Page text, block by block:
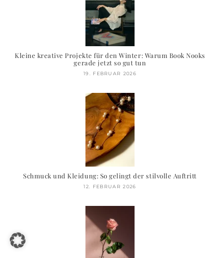
Kleine kreative Projekte für den Winter: Warum Book Nooks
gerade jetzt so gut tun
19. FEBRUAR 2026
Schmuck und Kleidung: So gelingt der stilvolle Auftritt
12. FEBRUAR 2026